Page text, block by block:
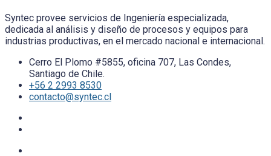
Syntec provee servicios de Ingeniería especializada,
dedicada al análisis y diseño de procesos y equipos para
industrias productivas, en el mercado nacional e internacional.
Cerro El Plomo #5855, oficina 707, Las Condes,
Santiago de Chile.
+56 2 2993 8530
contacto@syntec.cl